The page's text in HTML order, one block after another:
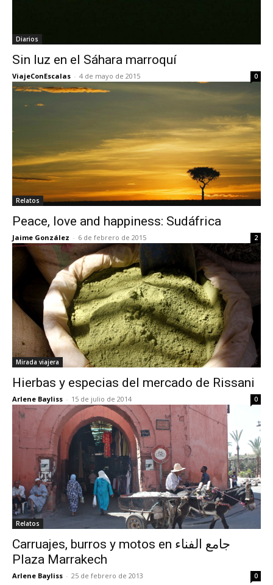
Diarios
Sin luz en el Sáhara marroquí
ViajeConEscalas - 4 de mayo de 2015 0
Relatos
Peace, love and happiness: Sudáfrica
Jaime González - 6 de febrero de 2015 2
Mirada viajera
Hierbas y especias del mercado de Rissani
Arlene Bayliss - 15 de julio de 2014 0
Relatos
Carruajes, burros y motos en جامع الفناء
Plaza Marrakech
Arlene Bayliss - 25 de febrero de 2013 0